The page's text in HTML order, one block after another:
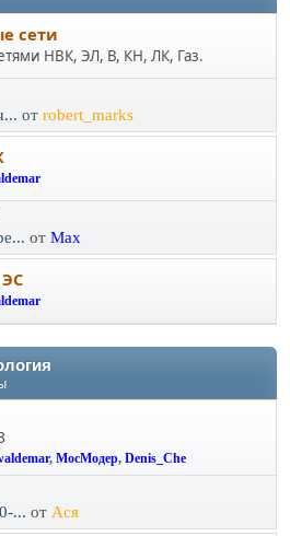
сети
НВК, ЭЛ, В, КН, ЛК, Газ.
от robert_marks
от Max
, МосМодер, Denis_Che
... от Ася